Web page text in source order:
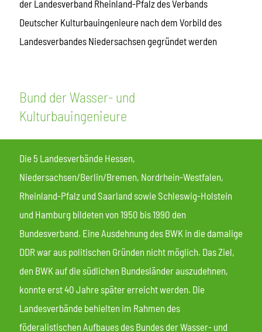
der Landesverband Rheinland-Pfalz des Verbands
Deutscher Kulturbauingenieure nach dem Vorbild des
Landesverbandes Niedersachsen gegründet werden
Bund der Wasser- und
Kulturbauingenieure
Die 5 Landesverbände Hessen,
Niedersachsen/Berlin/Bremen, Nordrhein-Westfalen,
Rheinland-Pfalz und Saarland sowie Schleswig-Holstein
und Hamburg bildeten von 1950 bis 1990 den
Bundesverband. Eine Ausdehnung des BWK in die damalige
DDR war aus politischen Gründen nicht möglich. Das Ziel,
den BWK auf die südlichen Bundesländer auszudehnen,
konnte erst 40 Jahre später erreicht werden. Die
Landesverbände behielten im Rahmen des
föderalistischen Aufbaues des Bundes der Wasser- und